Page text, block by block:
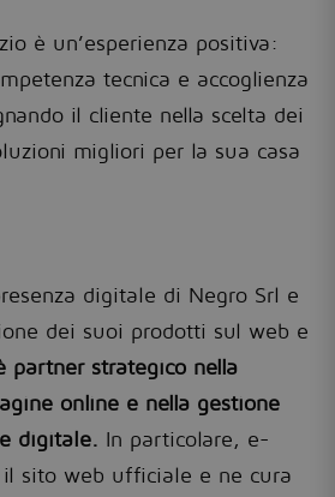
è un’esperienza positiva:
tecnica e accoglienza
il cliente nella scelta dei
migliori per la sua casa
digitale di Negro Srl e
dei suoi prodotti sul web e
partner strategico nella
online e nella gestione
digitale. In particolare, e-
il sito web ufficiale e ne cura